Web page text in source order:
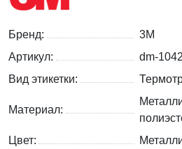
Бренд:
3M
Артикул:
dm-1042
Вид этикетки:
Материал:
Цвет: